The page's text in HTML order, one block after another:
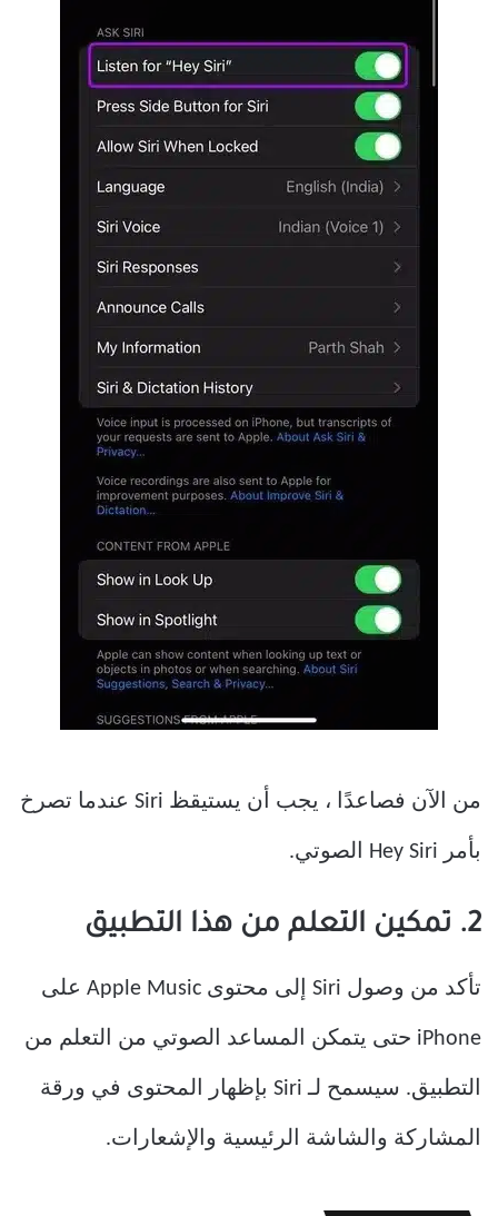
من الآن فصاعدًا ، يجب أن يستيقظ Siri عندما تصرخ
بأمر Hey Siri الصوتي.
2. تمكين التعلم من هذا التطبيق
تأكد من وصول Siri إلى محتوى Apple Music على
iPhone حتى يتمكن المساعد الصوتي من التعلم من
التطبيق. سيسمح لـ Siri بإظهار المحتوى في ورقة
المشاركة والشاشة الرئيسية والإشعارات.